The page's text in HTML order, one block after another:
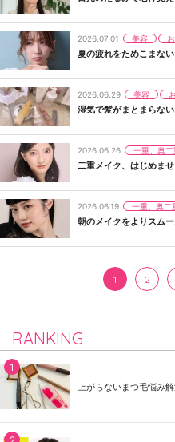
2026.07.01 美容
夏の疲れをためこまな
2026.06.29 美容
湿気で髪がまとまらな
2026.06.26 一重、奥二
二重メイク、はじめま
2026.06.19 一重、奥二
朝のメイクをよりスム
1 2
RANKING
上がらないまつ毛悩み